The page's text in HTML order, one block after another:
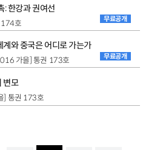
: 한강과 권여선
호 무료공개
와 중국은 어디로 가는가
가을] 통권 173호 무료공개
변모
] 통권 173호